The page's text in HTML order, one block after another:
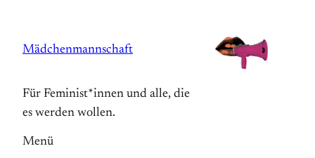
springen
Mädchenmannschaft
Für Feminist*innen und alle, die
es werden wollen.
Menü